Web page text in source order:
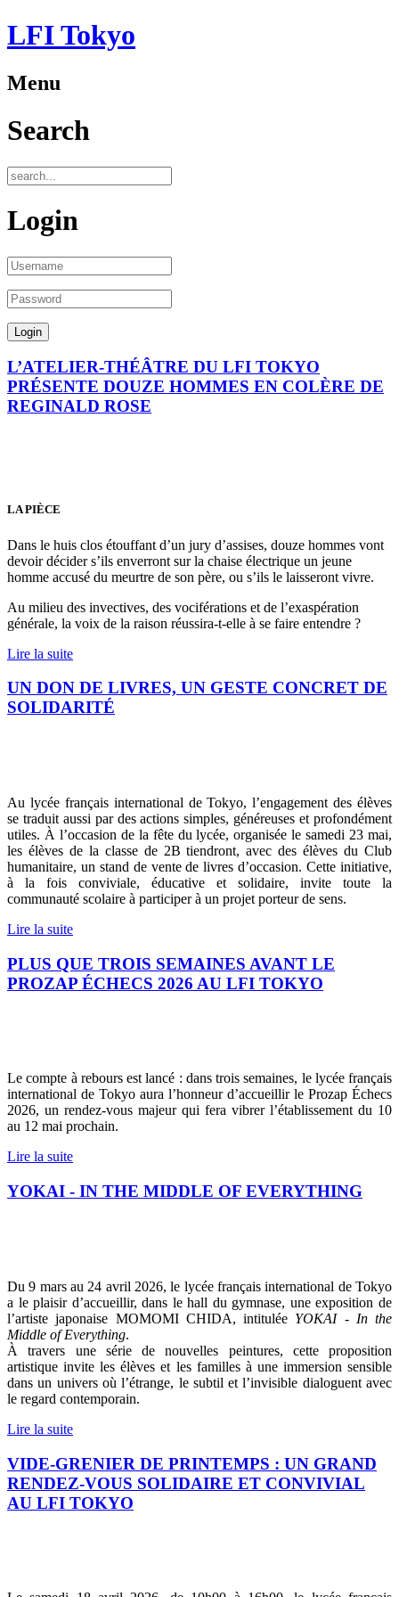
LFI Tokyo
Menu
Search
Login
L’ATELIER-THÉÂTRE DU LFI TOKYO
PRÉSENTE DOUZE HOMMES EN COLÈRE DE
REGINALD ROSE
LA PIÈCE
Dans le huis clos étouffant d’un jury d’assises, douze hommes vont
devoir décider s’ils enverront sur la chaise électrique un jeune
homme accusé du meurtre de son père, ou s’ils le laisseront vivre.
Au milieu des invectives, des vociférations et de l’exaspération
générale, la voix de la raison réussira-t-elle à se faire entendre ?
Lire la suite
UN DON DE LIVRES, UN GESTE CONCRET DE
SOLIDARITÉ
Au lycée français international de Tokyo, l’engagement des élèves
se traduit aussi par des actions simples, généreuses et profondément
utiles. À l’occasion de la fête du lycée, organisée le samedi 23 mai,
les élèves de la classe de 2B tiendront, avec des élèves du Club
humanitaire, un stand de vente de livres d’occasion. Cette initiative,
à la fois conviviale, éducative et solidaire, invite toute la
communauté scolaire à participer à un projet porteur de sens.
Lire la suite
PLUS QUE TROIS SEMAINES AVANT LE
PROZAP ÉCHECS 2026 AU LFI TOKYO
Le compte à rebours est lancé : dans trois semaines, le lycée français
international de Tokyo aura l’honneur d’accueillir le Prozap Échecs
2026, un rendez-vous majeur qui fera vibrer l’établissement du 10
au 12 mai prochain.
Lire la suite
YOKAI - IN THE MIDDLE OF EVERYTHING
Du 9 mars au 24 avril 2026, le lycée français international de Tokyo
a le plaisir d’accueillir, dans le hall du gymnase, une exposition de
l’artiste japonaise MOMOMI CHIDA, intitulée YOKAI - In the
Middle of Everything.
À travers une série de nouvelles peintures, cette proposition
artistique invite les élèves et les familles à une immersion sensible
dans un univers où l’étrange, le subtil et l’invisible dialoguent avec
le regard contemporain.
Lire la suite
VIDE-GRENIER DE PRINTEMPS : UN GRAND
RENDEZ-VOUS SOLIDAIRE ET CONVIVIAL
AU LFI TOKYO